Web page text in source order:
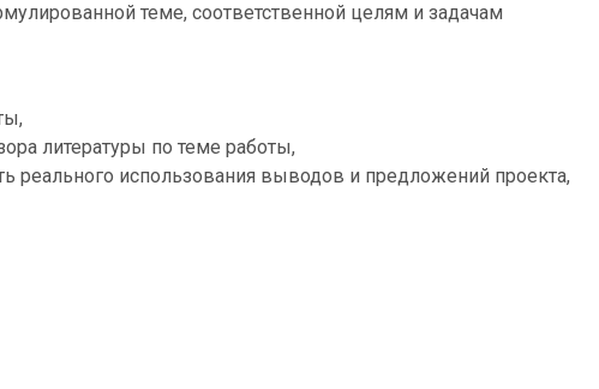
теме, соответственной целям и задачам
литературы по теме работы,
реального использования выводов и предложений проекта,